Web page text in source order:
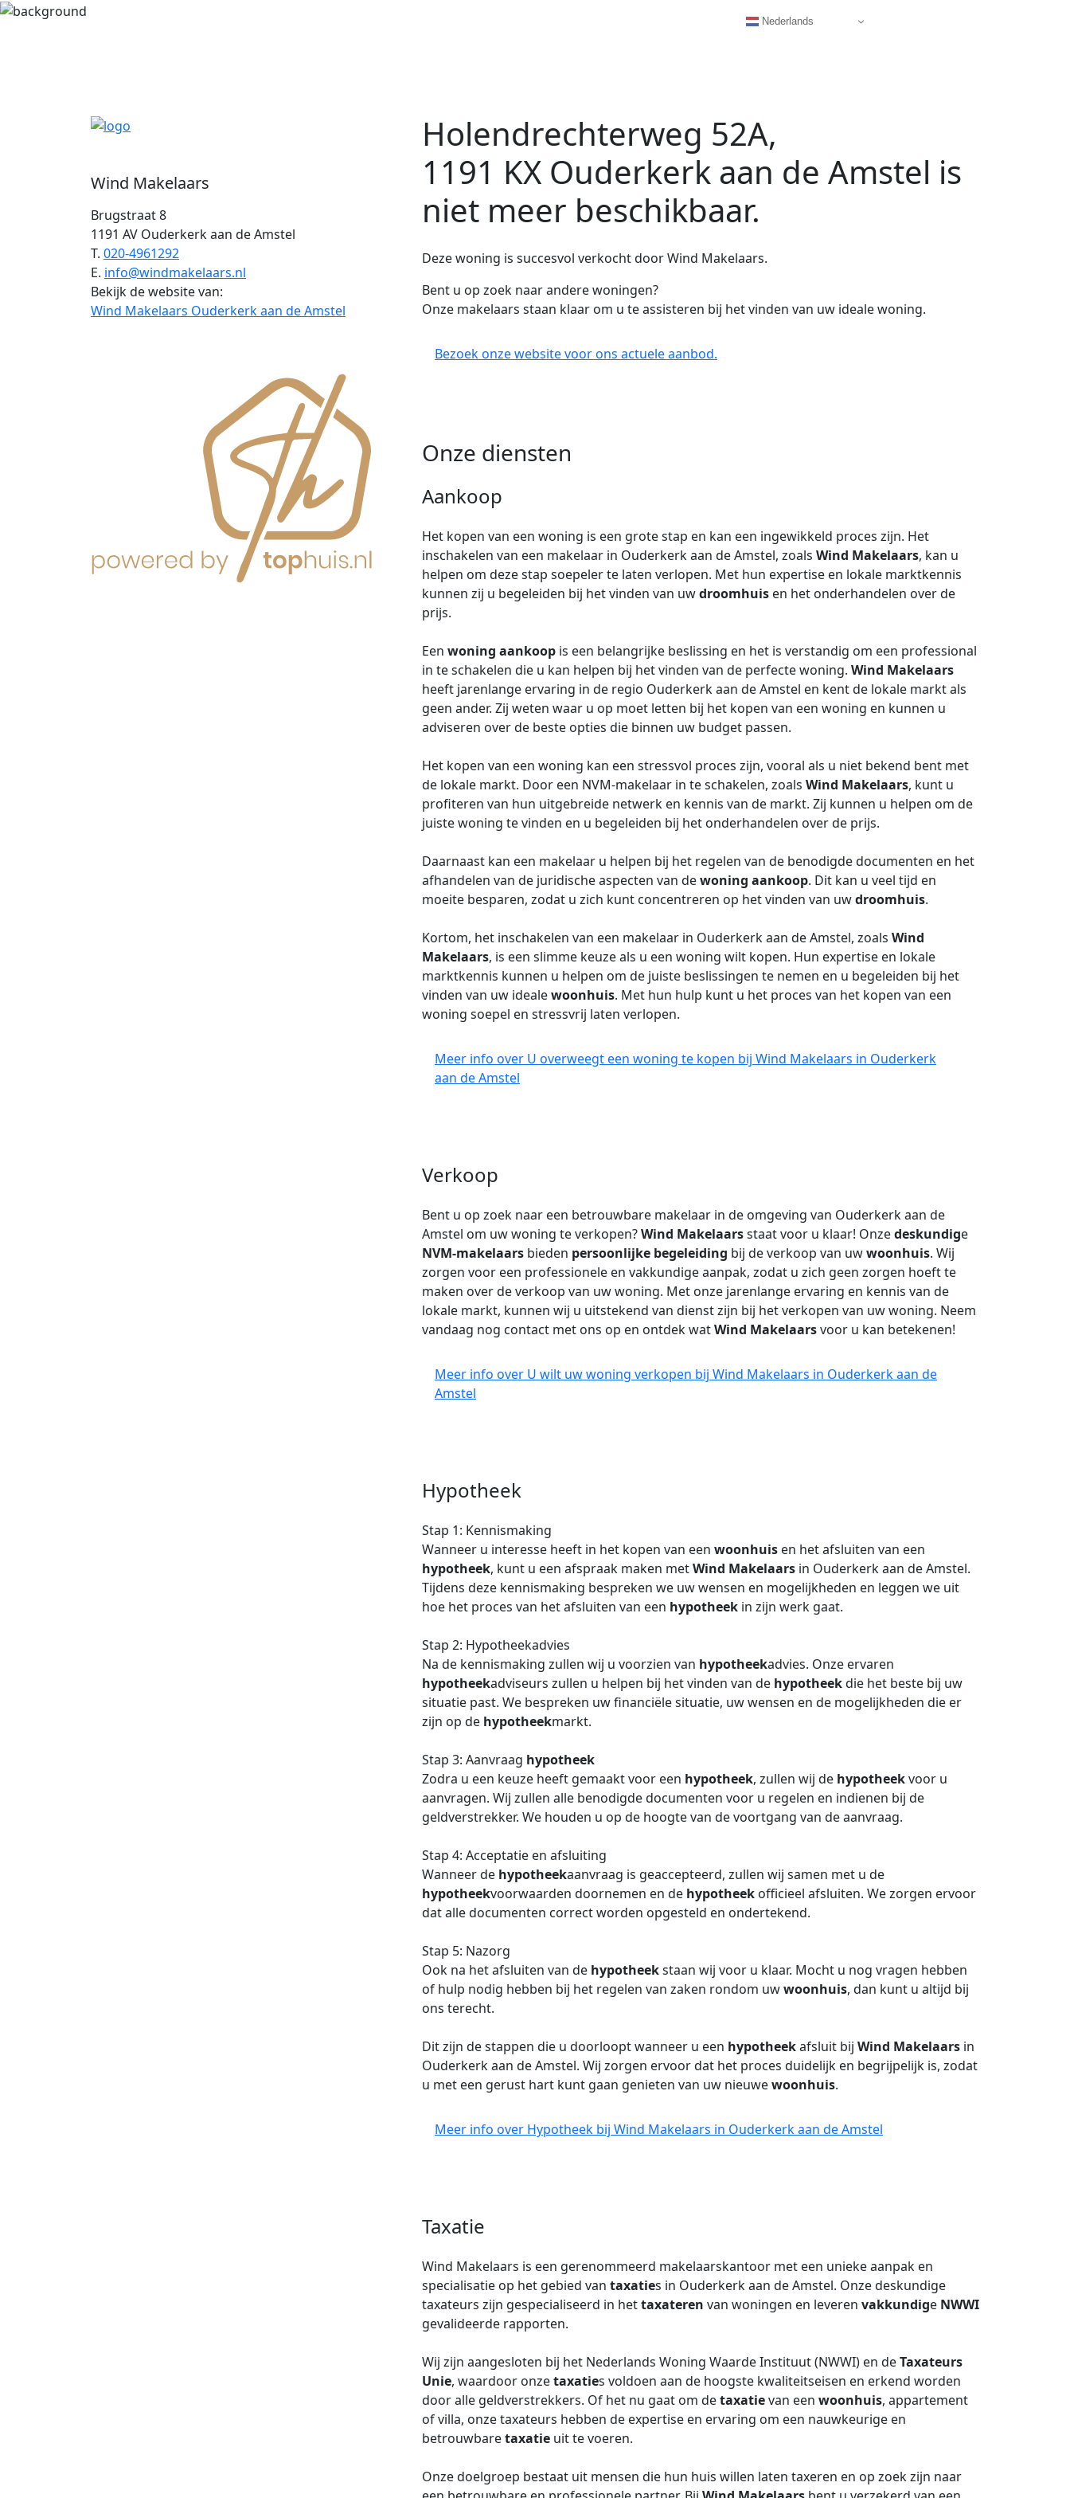
Wind Makelaars
Brugstraat 8
1191 AV Ouderkerk aan de Amstel
T. 020-4961292
E. info@windmakelaars.nl
Bekijk de website van:
Wind Makelaars Ouderkerk aan de Amstel
Holendrechterweg 52A,
1191 KX Ouderkerk aan de Amstel is
niet meer beschikbaar.
Deze woning is succesvol verkocht door Wind Makelaars.
Bent u op zoek naar andere woningen?
Onze makelaars staan klaar om u te assisteren bij het vinden van uw ideale woning.
Bezoek onze website voor ons actuele aanbod.
Onze diensten
Aankoop
Het kopen van een woning is een grote stap en kan een ingewikkeld proces zijn. Het
inschakelen van een makelaar in Ouderkerk aan de Amstel, zoals Wind Makelaars, kan u
helpen om deze stap soepeler te laten verlopen. Met hun expertise en lokale marktkennis
kunnen zij u begeleiden bij het vinden van uwdroomhuis en het onderhandelen over de
prijs.
Een woning aankoop is een belangrijke beslissing en het is verstandig om een professional
in te schakelen die u kan helpen bij het vinden van de perfecte woning. Wind Makelaars
heeft jarenlange ervaring in de regio Ouderkerk aan de Amstel en kent de lokale markt als
geen ander. Zij weten waar u op moet letten bij het kopen van een woning en kunnen u
adviseren over de beste opties die binnen uw budget passen.
Het kopen van een woning kan een stressvol proces zijn, vooral als u niet bekend bent met
de lokale markt. Door een NVM-makelaar in te schakelen, zoals Wind Makelaars, kunt u
profiteren van hun uitgebreide netwerk en kennis van de markt. Zij kunnen u helpen om de
juiste woning te vinden en u begeleiden bij het onderhandelen over de prijs.
Daarnaast kan een makelaar u helpen bij het regelen van de benodigde documenten en het
afhandelen van de juridische aspecten van dewoning aankoop. Dit kan u veel tijd en
moeite besparen, zodat u zich kunt concentreren op het vinden van uwdroomhuis.
Kortom, het inschakelen van een makelaar in Ouderkerk aan de Amstel, zoals Wind
Makelaars, is een slimme keuze als u een woning wilt kopen. Hun expertise en lokale
marktkennis kunnen u helpen om de juiste beslissingen te nemen en u begeleiden bij het
vinden van uw idealewoonhuis. Met hun hulp kunt u het proces van het kopen van een
woning soepel en stressvrij laten verlopen.
Meer info over U overweegt een woning te kopen bij Wind Makelaars in Ouderkerk
aan de Amstel
Verkoop
Bent u op zoek naar een betrouwbare makelaar in de omgeving van Ouderkerk aan de
Amstel om uw woning te verkopen?Wind Makelaarsstaat voor u klaar! Onzedeskundige
NVM-makelaars bieden persoonlijke begeleiding bij de verkoop van uwwoonhuis. Wij
zorgen voor een professionele en vakkundige aanpak, zodat u zich geen zorgen hoeft te
maken over de verkoop van uw woning. Met onze jarenlange ervaring en kennis van de
lokale markt, kunnen wij u uitstekend van dienst zijn bij het verkopen van uw woning. Neem
vandaag nog contact met ons op en ontdek watWind Makelaarsvoor u kan betekenen!
Meer info over U wilt uw woning verkopen bij Wind Makelaars in Ouderkerk aan de
Amstel
Hypotheek
Stap 1: Kennismaking
Wanneer u interesse heeft in het kopen van een woonhuis en het afsluiten van een
hypotheek, kunt u een afspraak maken metWind Makelaars in Ouderkerk aan de Amstel.
Tijdens deze kennismaking bespreken we uw wensen en mogelijkheden en leggen we uit
hoe het proces van het afsluiten van een hypotheek in zijn werk gaat.
Stap 2: Hypotheekadvies
Na de kennismaking zullen wij u voorzien van hypotheekadvies. Onze ervaren
hypotheekadviseurs zullen u helpen bij het vinden van de hypotheekdie het beste bij uw
situatie past. We bespreken uw financiële situatie, uw wensen en de mogelijkheden die er
zijn op de hypotheekmarkt.
Stap 3: Aanvraag hypotheek
Zodra u een keuze heeft gemaakt voor een hypotheek, zullen wij de hypotheekvoor u
aanvragen. Wij zullen alle benodigde documenten voor u regelen en indienen bij de
geldverstrekker. We houden u op de hoogte van de voortgang van de aanvraag.
Stap 4: Acceptatie en afsluiting
Wanneer de hypotheekaanvraag is geaccepteerd, zullen wij samen met u de
hypotheekvoorwaarden doornemen en de hypotheek officieel afsluiten. We zorgen ervoor
dat alle documenten correct worden opgesteld en ondertekend.
Stap 5: Nazorg
Ook na het afsluiten van de hypotheekstaan wij voor u klaar. Mocht u nog vragen hebben
of hulp nodig hebben bij het regelen van zaken rondom uwwoonhuis, dan kunt u altijd bij
ons terecht.
Dit zijn de stappen die u doorloopt wanneer u een hypotheekafsluit bij Wind Makelaars in
Ouderkerk aan de Amstel. Wij zorgen ervoor dat het proces duidelijk en begrijpelijk is, zodat
u met een gerust hart kunt gaan genieten van uw nieuwewoonhuis.
Meer info over Hypotheek bij Wind Makelaars in Ouderkerk aan de Amstel
Taxatie
Wind Makelaars is een gerenommeerd makelaarskantoor met een unieke aanpak en
specialisatie op het gebied van taxaties in Ouderkerk aan de Amstel. Onze deskundige
taxateurs zijn gespecialiseerd in hettaxateren van woningen en leveren vakkundige NWWI
gevalideerde rapporten.
Wij zijn aangesloten bij het Nederlands Woning Waarde Instituut (NWWI) en deTaxateurs
Unie, waardoor onzetaxaties voldoen aan de hoogste kwaliteitseisen en erkend worden
door alle geldverstrekkers. Of het nu gaat om detaxatievan een woonhuis, appartement
of villa, onze taxateurs hebben de expertise en ervaring om een nauwkeurige en
betrouwbaretaxatie uit te voeren.
Onze doelgroep bestaat uit mensen die hun huis willen laten taxeren en op zoek zijn naar
Nederlands